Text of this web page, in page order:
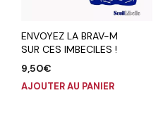
ENVOYEZ LA BRAV-M
SUR CES IMBECILES !
9,50€
AJOUTER AU PANIER